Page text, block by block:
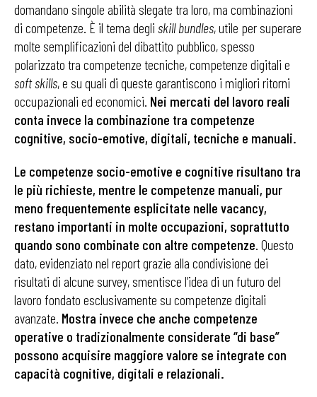
domandano singole abilità slegate tra loro, ma combinazioni
di competenze. È il tema degli skill bundles, utile per superare
molte semplificazioni del dibattito pubblico, spesso
polarizzato tra competenze tecniche, competenze digitali e
soft skills, e su quali di queste garantiscono i migliori ritorni
occupazionali ed economici. Nei mercati del lavoro reali
conta invece la combinazione tra competenze
cognitive, socio-emotive, digitali, tecniche e manuali.
Le competenze socio-emotive e cognitive risultano tra
le più richieste, mentre le competenze manuali, pur
meno frequentemente esplicitate nelle vacancy,
restano importanti in molte occupazioni, soprattutto
quando sono combinate con altre competenze. Questo
dato, evidenziato nel report grazie alla condivisione dei
risultati di alcune survey, smentisce l’idea di un futuro del
lavoro fondato esclusivamente su competenze digitali
avanzate. Mostra invece che anche competenze
operative o tradizionalmente considerate “di base”
possono acquisire maggiore valore se integrate con
capacità cognitive, digitali e relazionali.